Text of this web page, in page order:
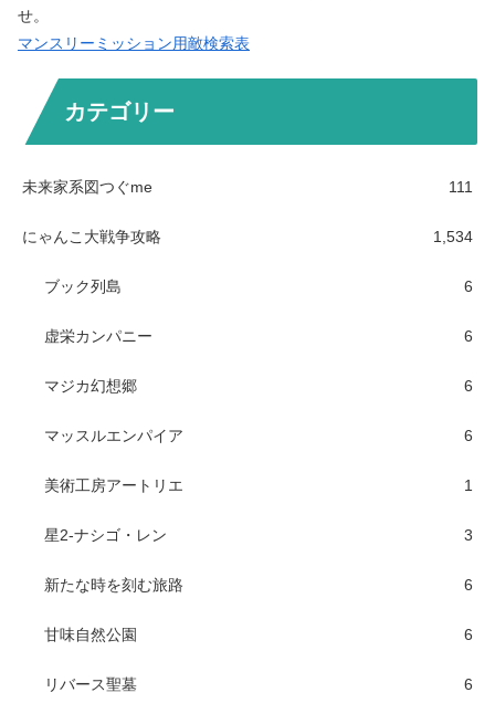
せ。
マンスリーミッション用敵検索表
カテゴリー
未来家系図つぐme 111
にゃんこ大戦争攻略 1,534
ブック列島 6
虚栄カンパニー 6
マジカ幻想郷 6
マッスルエンパイア 6
美術工房アートリエ 1
星2-ナシゴ・レン 3
新たな時を刻む旅路 6
甘味自然公園 6
リバース聖墓 6